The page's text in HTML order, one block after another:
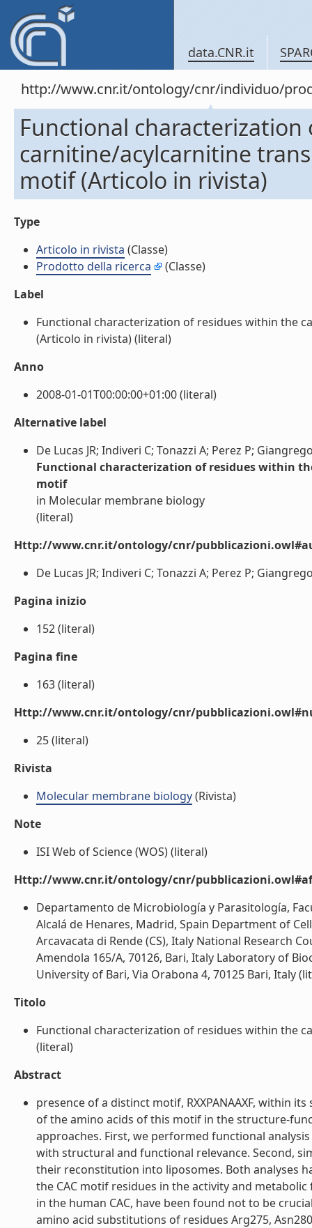
data.CNR.it
http://www.cnr.it/ontology/cnr/individuo/
Functional
carnitine/acylcarnitine
motif (Articolo in rivista)
Type
Articolo in rivista (Classe)
Prodotto della ricerca
(Classe)
Label
Functional characterization of residues within the
(Articolo in rivista) (literal)
Anno
2008-01-01T00:00:00+01:00 (literal)
Alternative label
De Lucas JR; Indiveri C; Tonazzi A; Perez P;
Functional characterization of residues within
motif
in Molecular membrane biology
(literal)
Http://www.cnr.it/ontology/cnr/
De Lucas JR; Indiveri C; Tonazzi A; Perez P;
Pagina inizio
152 (literal)
Pagina fine
163 (literal)
Http://www.cnr.it/ontology/cnr/
25 (literal)
Rivista
Molecular membrane biology(Rivista)
Note
ISI Web of Science (WOS) (literal)
Http://www.cnr.it/ontology/cnr/
Departamento de Microbiología y Parasitología,
Alcalá de Henares, Madrid, Spain Department of
Arcavacata di Rende (CS), Italy National Research
Amendola 165/A, 70126, Bari, Italy Laboratory of
University of Bari, Via Orabona 4, 70125 Bari, Italy
Titolo
Functional characterization of residues within the
(literal)
Abstract
presence of a distinct motif, RXXPANAAXF, within
of the amino acids of this motif in the structure-
approaches. First, we performed functional
with structural and functional relevance. Second,
their reconstitution into liposomes. Both analyses
the CAC motif residues in the activity and
in the human CAC, have been found not to be
amino acid substitutions of residues Arg275,